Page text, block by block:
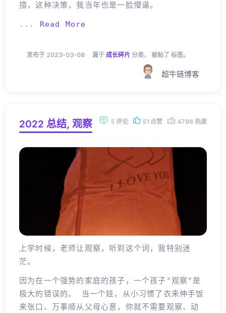
措，这种决策，我当年也是一脸懵逼。
... Read More
发布于 2023-03-08 属于 成长碎片 分类， 被贴了 标签。
超牛链博客
2022 总结, 观察 5 评论 51 点赞 4786 热度
上学时候，老师让观察，听到这个词，我特别迷
茫。
因为在一个强势的家庭的孩子，一个孩子"观察"是
极大的错误的。 当一个娃，从小习惯了衣来伸手饭
来张口、万事顺从父母心意，你就不需要观察、动